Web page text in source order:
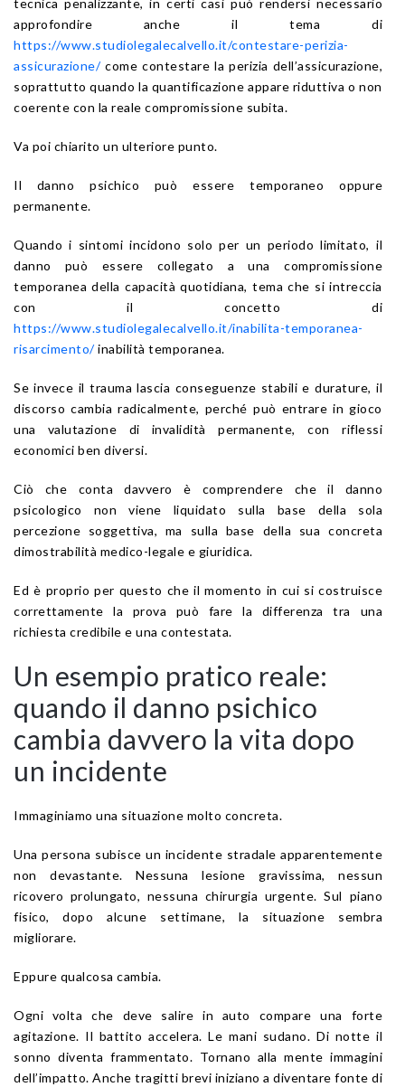
tecnica penalizzante, in certi casi può rendersi necessario
approfondire anche il tema di
https://www.studiolegalecalvello.it/contestare-perizia-
assicurazione/come contestare la perizia dell’assicurazione,
soprattutto quando la quantificazione appare riduttiva o non
coerente con la reale compromissione subita.
Va poi chiarito un ulteriore punto.
Il danno psichico può essere temporaneo oppure
permanente.
Quando i sintomi incidono solo per un periodo limitato, il
danno può essere collegato a una compromissione
temporanea della capacità quotidiana, tema che si intreccia
con il concetto di
https://www.studiolegalecalvello.it/inabilita-temporanea-
risarcimento/inabilità temporanea.
Se invece il trauma lascia conseguenze stabili e durature, il
discorso cambia radicalmente, perché può entrare in gioco
una valutazione di invalidità permanente, con riflessi
economici ben diversi.
Ciò che conta davvero è comprendere che il danno
psicologico non viene liquidato sulla base della sola
percezione soggettiva, ma sulla base della sua concreta
dimostrabilità medico-legale e giuridica.
Ed è proprio per questo che il momento in cui si costruisce
correttamente la prova può fare la differenza tra una
richiesta credibile e una contestata.
Un esempio pratico reale:
quando il danno psichico
cambia davvero la vita dopo
un incidente
Immaginiamo una situazione molto concreta.
Una persona subisce un incidente stradale apparentemente
non devastante. Nessuna lesione gravissima, nessun
ricovero prolungato, nessuna chirurgia urgente. Sul piano
fisico, dopo alcune settimane, la situazione sembra
migliorare.
Eppure qualcosa cambia.
Ogni volta che deve salire in auto compare una forte
agitazione. Il battito accelera. Le mani sudano. Di notte il
sonno diventa frammentato. Tornano alla mente immagini
dell’impatto. Anche tragitti brevi iniziano a diventare fonte di